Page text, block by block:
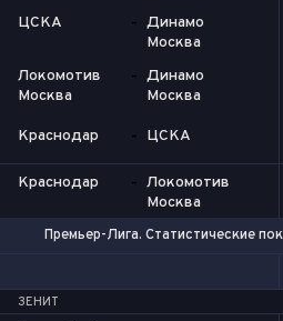
ЦСКА
- Динамо
Москва
Локомотив
Москва
- Динамо
Москва
Краснодар - ЦСКА
Краснодар - Локомотив
Москва
Премьер-Лига. Статистические
ЗЕНИТ